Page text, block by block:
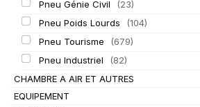
Pneu Génie Civil
(23)
Pneu Poids Lourds
(104)
Pneu Tourisme
(679)
Pneu Industriel
(82)
CHAMBRE A AIR ET AUTRES
EQUIPEMENT